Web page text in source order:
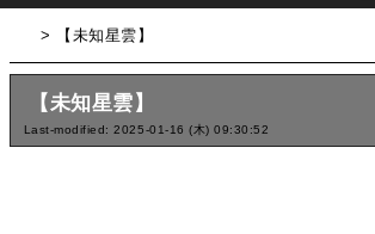
> 【未知星雲】
【未知星雲】
Last-modified: 2025-01-16 (木) 09:30:52